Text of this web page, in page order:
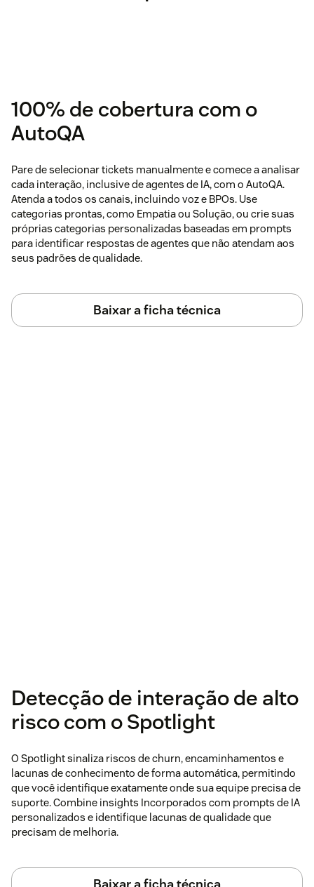
100% de cobertura com o
AutoQA
Pare de selecionar tickets manualmente e comece a analisar
cada interação, inclusive de agentes de IA, com o AutoQA.
Atenda a todos os canais, incluindo voz e BPOs. Use
categorias prontas, como Empatia ou Solução, ou crie suas
próprias categorias personalizadas baseadas em prompts
para identificar respostas de agentes que não atendam aos
seus padrões de qualidade.
Baixar a ficha técnica
Detecção de interação de alto
risco com o Spotlight
O Spotlight sinaliza riscos de churn, encaminhamentos e
lacunas de conhecimento de forma automática, permitindo
que você identifique exatamente onde sua equipe precisa de
suporte. Combine insights Incorporados com prompts de IA
personalizados e identifique lacunas de qualidade que
precisam de melhoria.
Baixar a ficha técnica